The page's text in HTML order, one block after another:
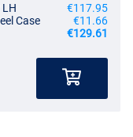
€117.95
Case
€11.66
€129.61